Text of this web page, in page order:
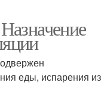
еды, испарения из